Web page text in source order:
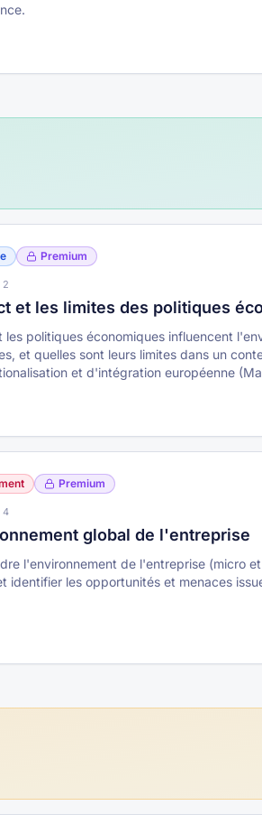
Premium
2
et les limites des politiques
les politiques économiques influencent
et quelles sont leurs limites dans un
et d'intégration européenne
Premium
4
global de l'entreprise
l'environnement de l'entreprise (micro
identifier les opportunités et menaces